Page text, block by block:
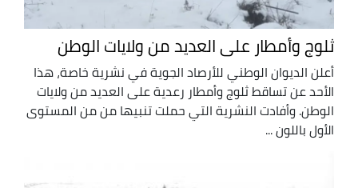
ثلوج وأمطار على العديد من ولايات الوطن
أعلن الديوان الوطني للأرصاد الجوية في نشرية خاصة، هذا
الأحد عن تساقط ثلوج وأمطار رعدية على العديد من ولايات
الوطن. وأفادت النشرية التي حملت تنبيها من من المستوى
الأول باللون ...